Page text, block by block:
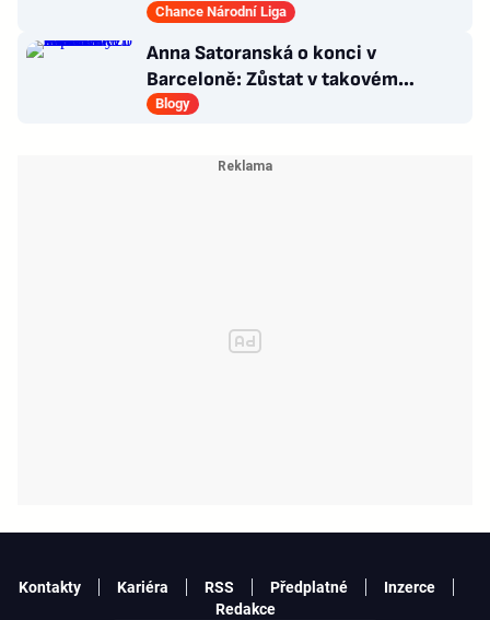
ho*no, řešíme posily
Chance Národní Liga
Anna Satoranská o konci v
Barceloně: Zůstat v takovém
chaosu bych svému muži nepřála
Blogy
Kontakty Kariéra RSS Předplatné
Inzerce
Redakce